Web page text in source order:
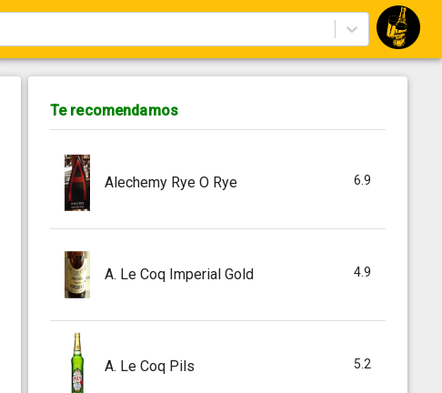
Te recomendamos
Alechemy Rye O Rye 6.9
A. Le Coq Imperial Gold 4.9
A. Le Coq Pils 5.2